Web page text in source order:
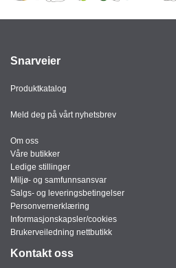
Snarveier
Produktkatalog
Meld deg på vårt nyhetsbrev
Om oss
Våre butikker
Ledige stillinger
Miljø- og samfunnsansvar
Salgs- og leveringsbetingelser
Personvernerklæring
Informasjonskapsler/cookies
Brukerveiledning nettbutikk
Kontakt oss